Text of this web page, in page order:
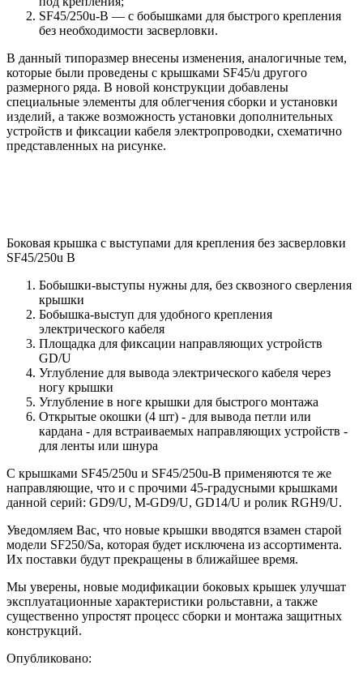
SF45/250u-B — с бобышками для быстрого крепления
без необходимости засверловки.
В данный типоразмер внесены изменения, аналогичные тем,
которые были проведены с крышками SF45/u другого
размерного ряда. В новой конструкции добавлены
специальные элементы для облегчения сборки и установки
изделий, а также возможность установки дополнительных
устройств и фиксации кабеля электропроводки, схематично
представленных на рисунке.
Боковая крышка с выступами для крепления без засверловки
SF45/250u B
Бобышки-выступы нужны для, без сквозного сверления
крышки
Бобышка-выступ для удобного крепления
электрического кабеля
Площадка для фиксации направляющих устройств
GD/U
Углубление для вывода электрического кабеля через
ногу крышки
Углубление в ноге крышки для быстрого монтажа
Открытые окошки (4 шт) - для вывода петли или
кардана - для встраиваемых направляющих устройств -
для ленты или шнура
С крышками SF45/250u и SF45/250u-B применяются те же
направляющие, что и с прочими 45-градусными крышками
данной серий: GD9/U, M-GD9/U, GD14/U и ролик RGH9/U.
Уведомляем Вас, что новые крышки вводятся взамен старой
модели SF250/Sa, которая будет исключена из ассортимента.
Их поставки будут прекращены в ближайшее время.
Мы уверены, новые модификации боковых крышек улучшат
эксплуатационные характеристики рольставни, а также
существенно упростят процесс сборки и монтажа защитных
конструкций.
Опубликовано: